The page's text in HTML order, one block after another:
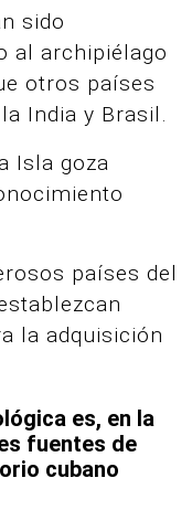
sido
al archipiélago
otros países
India y Brasil.
Isla goza
países del
la adquisición
es, en la
fuentes de
cubano